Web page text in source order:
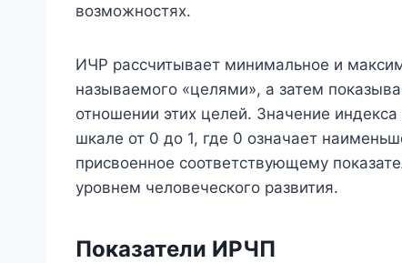
возможностях.
ИЧР рассчитывает минимальное и
называемого «целями», а затем
отношении этих целей. Значение
шкале от 0 до 1, где 0 означает
присвоенное соответствующему
уровнем человеческого развития.
Показатели ИРЧП